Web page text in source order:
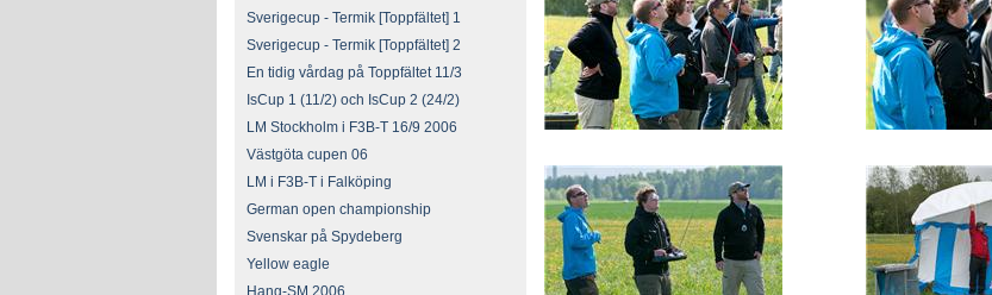
Sverigecup - Termik [Toppfältet] 1
Sverigecup - Termik [Toppfältet] 2
En tidig vårdag på Toppfältet 11/3
IsCup 1 (11/2) och IsCup 2 (24/2)
LM Stockholm i F3B-T 16/9 2006
Västgöta cupen 06
LM i F3B-T i Falköping
German open championship
Svenskar på Spydeberg
Yellow eagle
Hang-SM 2006